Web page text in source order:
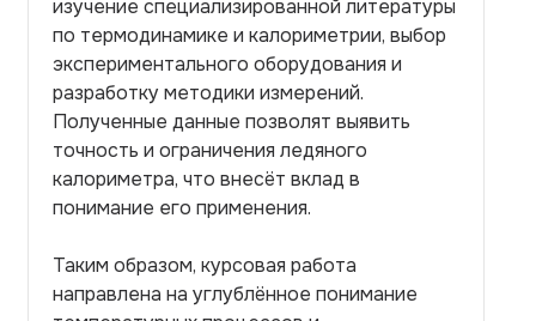
изучение специализированной литературы
по термодинамике и калориметрии, выбор
экспериментального оборудования и
разработку методики измерений.
Полученные данные позволят выявить
точность и ограничения ледяного
калориметра, что внесёт вклад в
понимание его применения.
Таким образом, курсовая работа
направлена на углублённое понимание